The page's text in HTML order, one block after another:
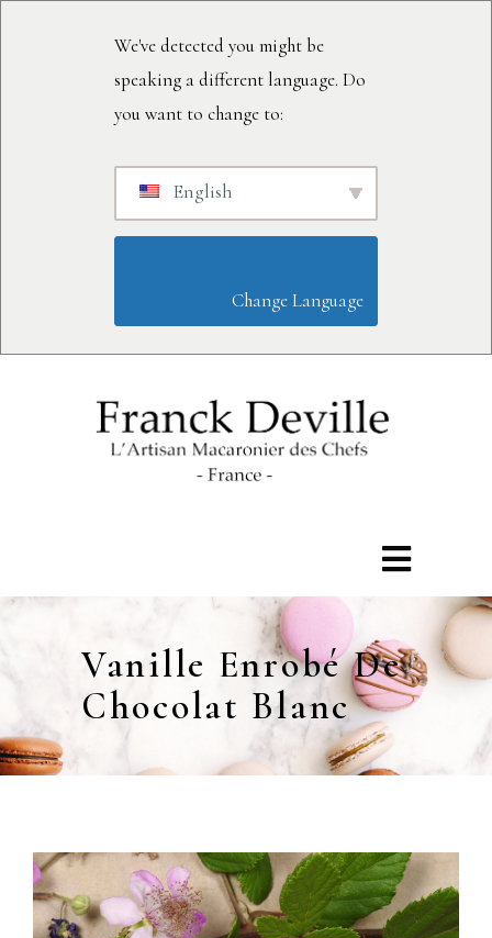
We've detected you might be
speaking a different language. Do
you want to change to:
English
Vanille Enrobé De
Chocolat Blanc